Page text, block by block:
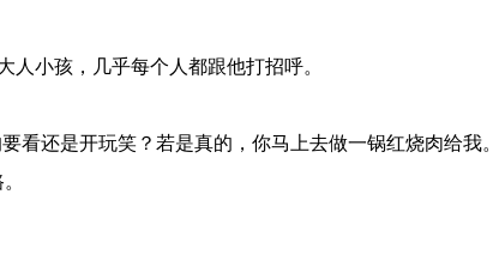
小孩，几乎每个人都跟他打招呼。
看还是开玩笑？若是真的，你马上去做一锅红烧肉给我。